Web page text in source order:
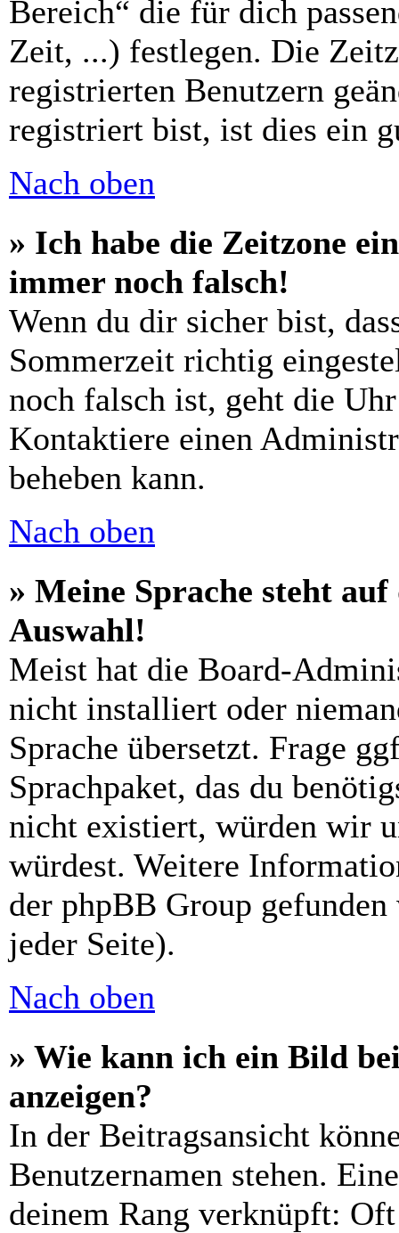
Bereich“ die für dich
Zeit, ...) festlegen. Die
registrierten Benutzern
registriert bist, ist dies ein
Nach oben
» Ich habe die Zeitzone
immer noch falsch!
Wenn du dir sicher bist,
Sommerzeit richtig
noch falsch ist, geht die
Kontaktiere einen
beheben kann.
Nach oben
» Meine Sprache steht
Auswahl!
Meist hat die Board-
nicht installiert oder
Sprache übersetzt. Frage
Sprachpaket, das du
nicht existiert, würden wir
würdest. Weitere
der phpBB Group
jeder Seite).
Nach oben
» Wie kann ich ein Bild
anzeigen?
In der Beitragsansicht
Benutzernamen stehen.
deinem Rang verknüpft: